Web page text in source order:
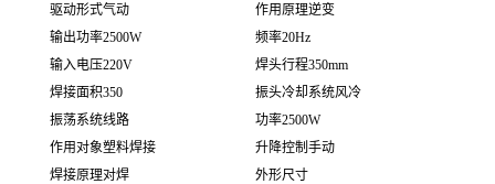
驱动形式气动 作用原理逆变
输出功率2500W 频率20Hz
输入电压220V 焊头行程350mm
焊接面积350 振头冷却系统风冷
振荡系统线路 功率2500W
作用对象塑料焊接 升降控制 手动
焊接原理对焊
外形尺寸